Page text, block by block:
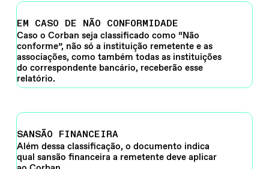
EM CASO DE NÃO CONFORMIDADE
Caso o Corban seja classificado como “Não
conforme”, não só a instituição remetente e as
associações, como também todas as instituições
do correspondente bancário, receberão esse
relatório.
SANSÃO FINANCEIRA
Além dessa classificação, o documento indica
qual sansão financeira a remetente deve aplicar